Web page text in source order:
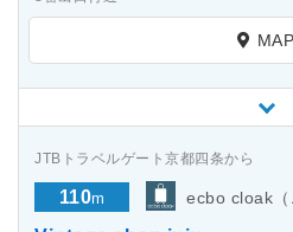
MAP
JTBトラベルゲート京都四条から
110m ecbo cloak（